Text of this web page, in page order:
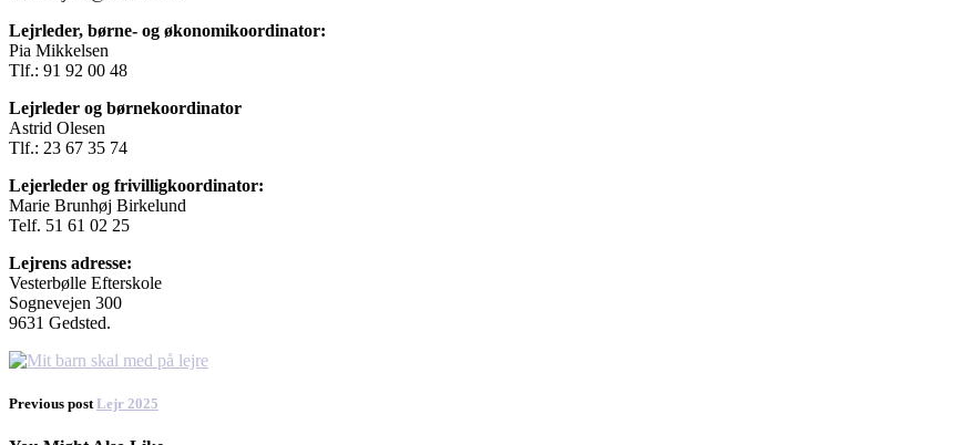
Lejrleder, børne- og økonomikoordinator:
Pia Mikkelsen
Tlf.: 91 92 00 48
Lejrleder og børnekoordinator
Astrid Olesen
Tlf.: 23 67 35 74
Lejerleder og frivilligkoordinator:
Marie Brunhøj Birkelund
Telf. 51 61 02 25
Lejrens adresse:
Vesterbølle Efterskole
Sognevejen 300
9631 Gedsted.
Previous post Lejr 2025